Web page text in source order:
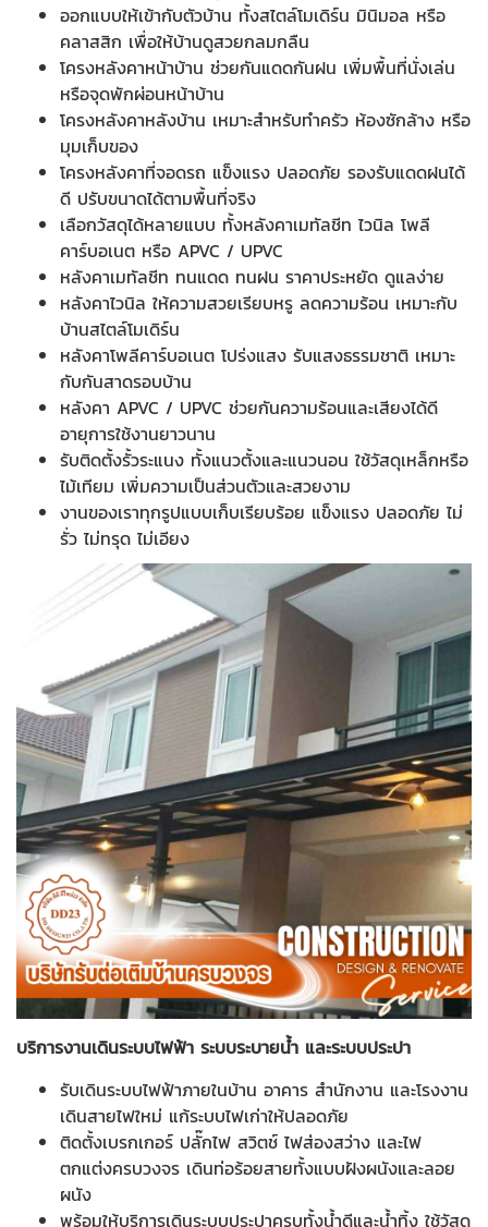
ออกแบบให้เข้ากับตัวบ้าน ทั้งสไตล์โมเดิร์น มินิมอล หรือ
คลาสสิก เพื่อให้บ้านดูสวยกลมกลืน
โครงหลังคาหน้าบ้าน ช่วยกันแดดกันฝน เพิ่มพื้นที่นั่งเล่น
หรือจุดพักผ่อนหน้าบ้าน
โครงหลังคาหลังบ้าน เหมาะสำหรับทำครัว ห้องซักล้าง หรือ
มุมเก็บของ
โครงหลังคาที่จอดรถ แข็งแรง ปลอดภัย รองรับแดดฝนได้
ดี ปรับขนาดได้ตามพื้นที่จริง
เลือกวัสดุได้หลายแบบ ทั้งหลังคาเมทัลชีท ไวนิล โพลี
คาร์บอเนต หรือ APVC / UPVC
หลังคาเมทัลชีท ทนแดด ทนฝน ราคาประหยัด ดูแลง่าย
หลังคาไวนิล ให้ความสวยเรียบหรู ลดความร้อน เหมาะกับ
บ้านสไตล์โมเดิร์น
หลังคาโพลีคาร์บอเนต โปร่งแสง รับแสงธรรมชาติ เหมาะ
กับกันสาดรอบบ้าน
หลังคา APVC / UPVC ช่วยกันความร้อนและเสียงได้ดี
อายุการใช้งานยาวนาน
รับติดตั้งรั้วระแนง ทั้งแนวตั้งและแนวนอน ใช้วัสดุเหล็กหรือ
ไม้เทียม เพิ่มความเป็นส่วนตัวและสวยงาม
งานของเราทุกรูปแบบเก็บเรียบร้อย แข็งแรง ปลอดภัย ไม่
รั่ว ไม่ทรุด ไม่เอียง
บริการงานเดินระบบไฟฟ้า ระบบระบายน้ำ และระบบประปา
รับเดินระบบไฟฟ้าภายในบ้าน อาคาร สำนักงาน และโรงงาน
เดินสายไฟใหม่ แก้ระบบไฟเก่าให้ปลอดภัย
ติดตั้งเบรกเกอร์ ปลั๊กไฟ สวิตช์ ไฟส่องสว่าง และไฟ
ตกแต่งครบวงจร เดินท่อร้อยสายทั้งแบบฝังผนังและลอย
ผนัง
พร้อมให้บริการเดินระบบประปาครบทั้งน้ำดีและน้ำทิ้ง ใช้วัสดุ